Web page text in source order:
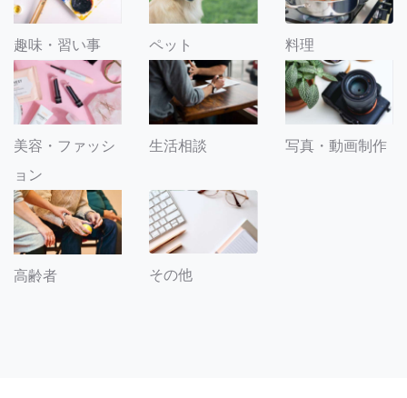
趣味・習い事 ペット 料理
美容・ファッシ
ョン
生活相談 写真・動画制作
高齢者 その他